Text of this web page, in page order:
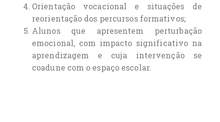
Orientação vocacional e situações de
reorientação dos percursos formativos;
Alunos que apresentem perturbação
emocional, com impacto significativo na
aprendizagem e cuja intervenção se
coadune com o espaço escolar.